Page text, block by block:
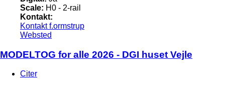
Scale: H0 - 2-rail
Kontakt:
Kontakt f.ormstrup
Websted
MODELTOG for alle 2026 - DGI huset Vejle
Citer